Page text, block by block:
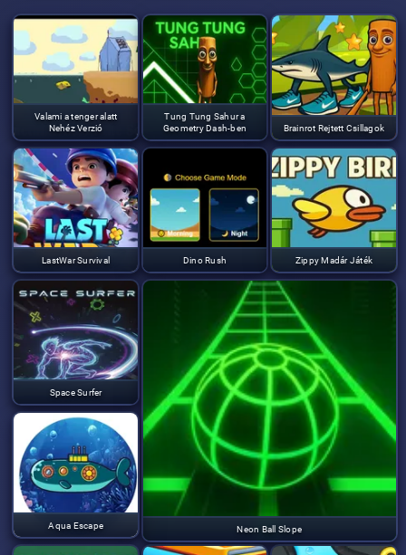
Valami a tenger alatt
Nehéz Verzió
Tung Tung Sahur a
Geometry Dash-ben
Brainrot Rejtett Csillagok
LastWar Survival Dino Rush Zippy Madár Játék
Space Surfer
Neon Ball Slope
Aqua Escape